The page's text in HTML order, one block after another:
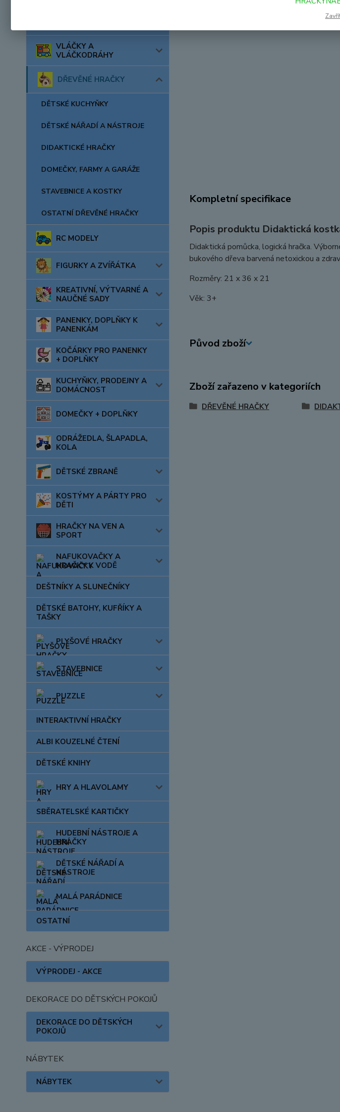
VLÁČKY A
VLÁČKODRÁHY
DŘEVĚNÉ HRAČKY
DĚTSKÉ KUCHYŇKY
DĚTSKÉ NÁŘADÍ A NÁSTROJE
DIDAKTICKÉ HRAČKY
DOMEČKY, FARMY A GARÁŽE
STAVEBNICE A KOSTKY
OSTATNÍ DŘEVĚNÉ HRAČKY
RC MODELY
FIGURKY A ZVÍŘÁTKA
KREATIVNÍ, VÝTVARNÉ A
NAUČNÉ SADY
PANENKY, DOPLŇKY K
PANENKÁM
KOČÁRKY PRO PANENKY
+ DOPLŇKY
KUCHYŇKY, PRODEJNY A
DOMÁCNOST
DOMEČKY + DOPLŇKY
ODRÁŽEDLA, ŠLAPADLA,
KOLA
DĚTSKÉ ZBRANĚ
KOSTÝMY A PÁRTY PRO
DĚTI
HRAČKY NA VEN A
SPORT
NAFUKOVAČKY A
HRAČKY K VODĚ
DEŠTNÍKY A SLUNEČNÍKY
DĚTSKÉ BATOHY, KUFŘÍKY A
TAŠKY
PLYŠOVÉ HRAČKY
STAVEBNICE
PUZZLE
INTERAKTIVNÍ HRAČKY
ALBI KOUZELNÉ ČTENÍ
DĚTSKÉ KNIHY
HRY A HLAVOLAMY
SBĚRATELSKÉ KARTIČKY
HUDEBNÍ NÁSTROJE A
HRAČKY
DĚTSKÉ NÁŘADÍ A
NÁSTROJE
MALÁ PARÁDNICE
OSTATNÍ
AKCE - VÝPRODEJ
VÝPRODEJ - AKCE
DEKORACE DO DĚTSKÝCH POKOJŮ
DEKORACE DO DĚTSKÝCH
POKOJŮ
NÁBYTEK
NÁBYTEK
Kompletní specifikace
Popis produktu Didaktická
Didaktická pomůcka, logická hračka.
bukového dřeva barvená netoxickou a
Rozměry: 21 x 36 x 21
Věk: 3+
Původ zboží
Zboží zařazeno v kategoriích
DŘEVĚNÉ HRAČKY